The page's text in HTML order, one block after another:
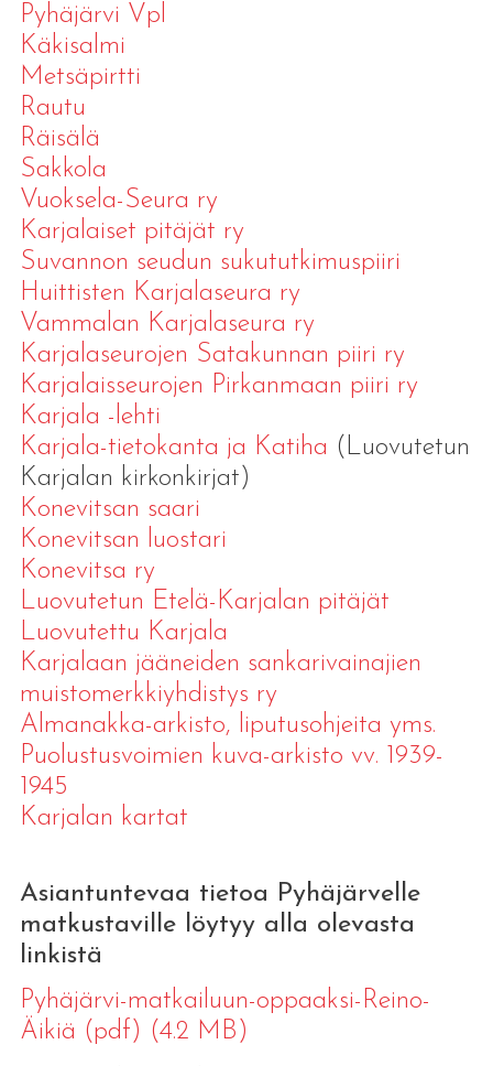
Pyhäjärvi Vpl
Käkisalmi
Metsäpirtti
Rautu
Räisälä
Sakkola
Vuoksela-Seura ry
Karjalaiset pitäjät ry
Suvannon seudun sukututkimuspiiri
Huittisten Karjalaseura ry
Vammalan Karjalaseura ry
Karjalaseurojen Satakunnan piiri ry
Karjalaisseurojen Pirkanmaan piiri ry
Karjala -lehti
Karjala-tietokanta ja Katiha (Luovutetun
Karjalan kirkonkirjat)
Konevitsan saari
Konevitsan luostari
Konevitsa ry
Luovutetun Etelä-Karjalan pitäjät
Luovutettu Karjala
Karjalaan jääneiden sankarivainajien
muistomerkkiyhdistys ry
Almanakka-arkisto, liputusohjeita yms.
Puolustusvoimien kuva-arkisto vv. 1939-
1945
Karjalan kartat
Asiantuntevaa tietoa Pyhäjärvelle
matkustaville löytyy alla olevasta
linkistä
Pyhäjärvi-matkailuun-oppaaksi-Reino-
Äikiä (pdf) (4.2 MB)